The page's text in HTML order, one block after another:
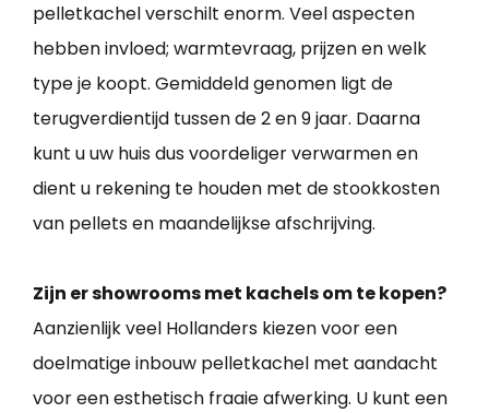
pelletkachel verschilt enorm. Veel aspecten
hebben invloed; warmtevraag, prijzen en welk
type je koopt. Gemiddeld genomen ligt de
terugverdientijd tussen de 2 en 9 jaar. Daarna
kunt u uw huis dus voordeliger verwarmen en
dient u rekening te houden met de stookkosten
van pellets en maandelijkse afschrijving.
Zijn er showrooms met kachels om te kopen?
Aanzienlijk veel Hollanders kiezen voor een
doelmatige inbouw pelletkachel met aandacht
voor een esthetisch fraaie afwerking. U kunt een